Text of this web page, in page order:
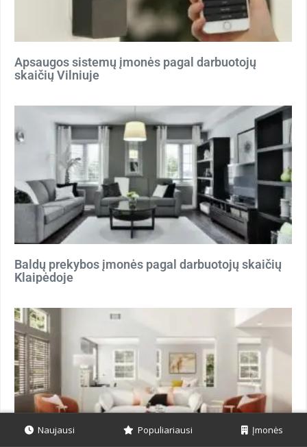
Apsaugos sistemų įmonės pagal darbuotojų
skaičių Vilniuje
Baldų prekybos įmonės pagal darbuotojų skaičių
Klaipėdoje
Naujausi Populiariausi Įmonės